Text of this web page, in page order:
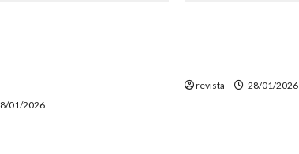
01/2026
revista
28/01/2026